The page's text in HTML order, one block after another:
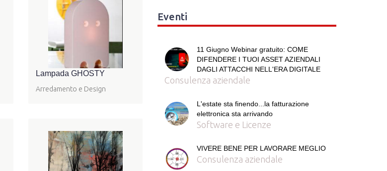
Lampada GHOSTY
Arredamento e Design
Eventi
11 Giugno Webinar gratuito: COME
DIFENDERE I TUOI ASSET AZIENDALI
DAGLI ATTACCHI NELL'ERA DIGITALE
Consulenza aziendale
L'estate sta finendo...la fatturazione
elettronica sta arrivando
Software e Licenze
VIVERE BENE PER LAVORARE MEGLIO
Consulenza aziendale